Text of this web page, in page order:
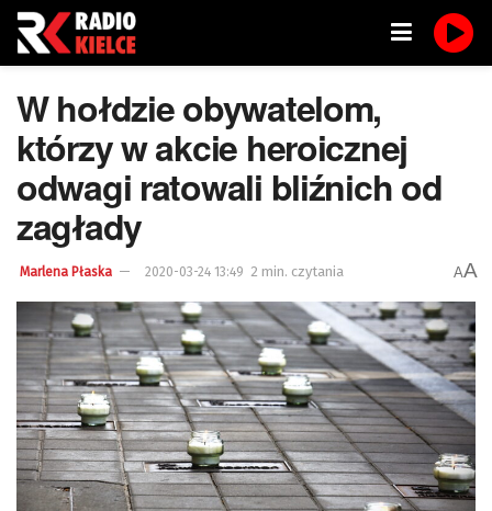
W hołdzie obywatelom,
którzy w akcie heroicznej
odwagi ratowali bliźnich od
zagłady
Marlena Płaska 2020-03-24 13:49 2 min. czytania AA